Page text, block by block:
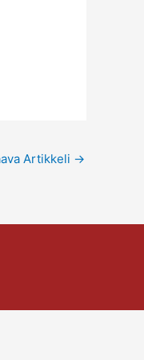
Artikkeli →